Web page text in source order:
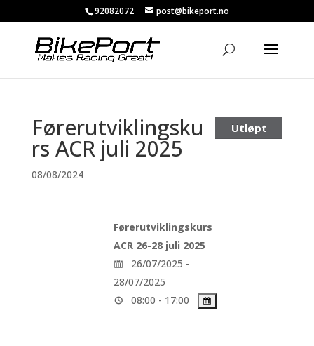
92082072 post@bikeport.no
Utløpt
Førerutviklingsku
rs ACR juli 2025
08/08/2024
Førerutviklingskurs
ACR 26-28 juli 2025
26/07/2025 -
28/07/2025
08:00 - 17:00